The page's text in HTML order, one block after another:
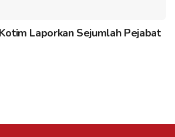
Laporkan Sejumlah Pejabat